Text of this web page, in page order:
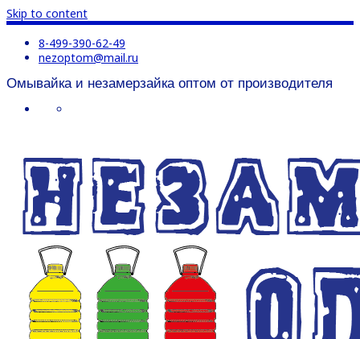
Skip to content
8-499-390-62-49
nezoptom@mail.ru
Омывайка и незамерзайка оптом от производителя